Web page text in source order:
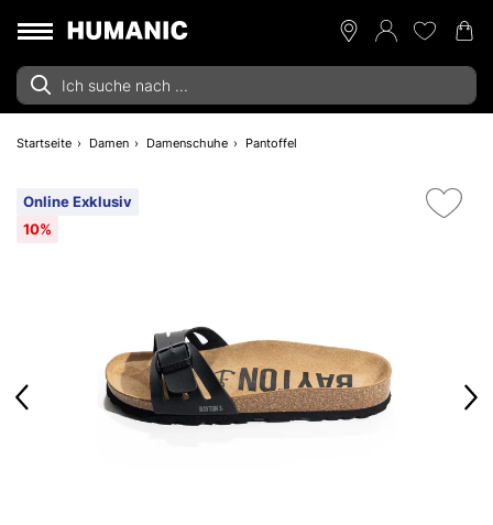
Startseite Damen Damenschuhe Pantoffel
Online Exklusiv
10%